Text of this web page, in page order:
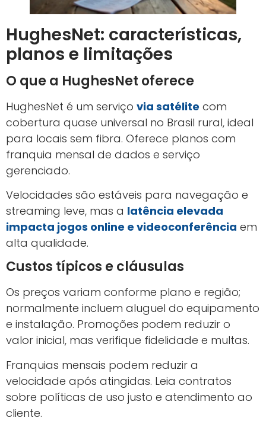
HughesNet: características,
planos e limitações
O que a HughesNet oferece
HughesNet é um serviço via satélite com
cobertura quase universal no Brasil rural, ideal
para locais sem fibra. Oferece planos com
franquia mensal de dados e serviço
gerenciado.
Velocidades são estáveis para navegação e
streaming leve, mas a latência elevada
impacta jogos online e videoconferência em
alta qualidade.
Custos típicos e cláusulas
Os preços variam conforme plano e região;
normalmente incluem aluguel do equipamento
e instalação. Promoções podem reduzir o
valor inicial, mas verifique fidelidade e multas.
Franquias mensais podem reduzir a
velocidade após atingidas. Leia contratos
sobre políticas de uso justo e atendimento ao
cliente.